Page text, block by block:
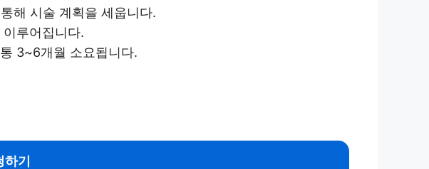
해 시술 계획을 세웁니다.
루어집니다.
3~6개월 소요됩니다.
하기